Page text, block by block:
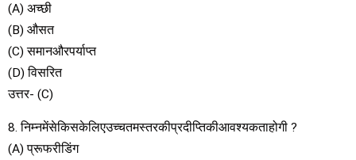
(A) अच्छी
(B) औसत
(C) समानऔरपर्याप्त
(D) विसरित
उत्तर- (C)
8. निम्नमेंसेकिसकेलिएउच्चतमस्तरकीप्रदीप्तिकीआवश्यकताहोगी ?
(A) प्रूफरीडिंग